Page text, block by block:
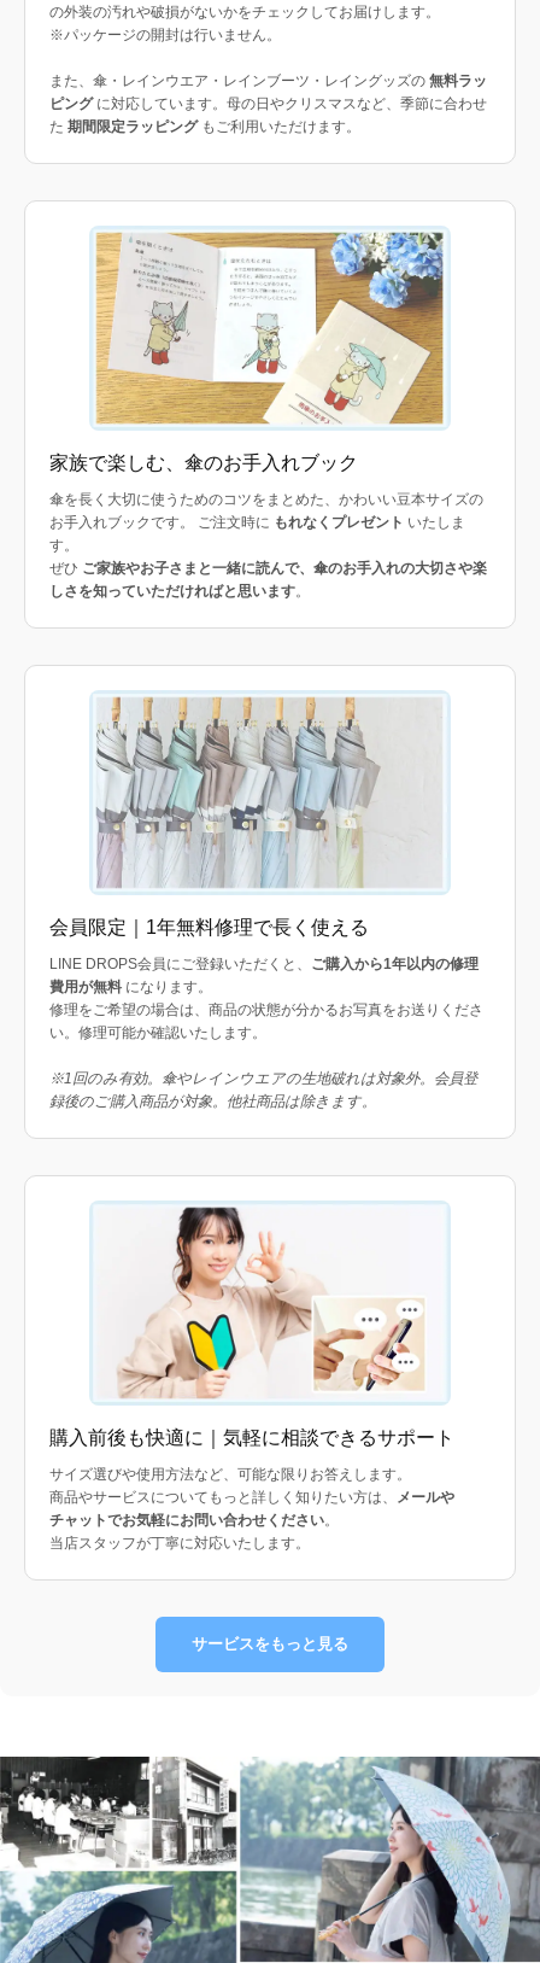
の外装の汚れや破損がないかをチェックしてお届けします。
※パッケージの開封は行いません。
また、傘・レインウエア・レインブーツ・レイングッズの 無料ラッ
ピングに対応しています。母の日やクリスマスなど、季節に合わせ
た 期間限定ラッピングもご利用いただけます。
家族で楽しむ、傘のお手入れブック
傘を長く大切に使うためのコツをまとめた、かわいい豆本サイズの
お手入れブックです。 ご注文時に もれなくプレゼント いたしま
す。
ぜひ ご家族やお子さまと一緒に読んで、傘のお手入れの大切さや楽
しさを知っていただければと思います。
会員限定｜1年無料修理で長く使える
LINE DROPS会員にご登録いただくと、 ご購入から1年以内の修理
費用が無料 になります。
修理をご希望の場合は、商品の状態が分かるお写真をお送りくださ
い。修理可能か確認いたします。
※1回のみ有効。傘やレインウエアの生地破れは対象外。会員登
録後のご購入商品が対象。他社商品は除きます。
購入前後も快適に｜気軽に相談できるサポート
サイズ選びや使用方法など、可能な限りお答えします。
商品やサービスについてもっと詳しく知りたい方は、
メールや
チャットでお気軽にお問い合わせください。
当店スタッフが丁寧に対応いたします。
サービスをもっと見る